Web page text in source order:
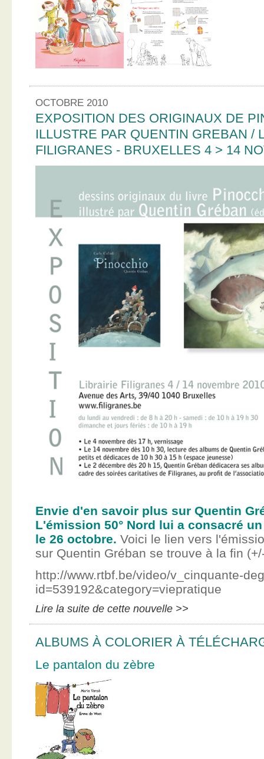
OCTOBRE 2010
EXPOSITION DES ORIGINAUX DE
ILLUSTRE PAR QUENTIN GREBAN /
FILIGRANES - BRUXELLES 4 > 14
Envie d'en savoir plus sur Quentin
L'émission 50° Nord lui a consacré
le 26 octobre. Voici le lien vers
sur Quentin Gréban se trouve à la fin
http://www.rtbf.be/video/v_cinquante-
id=539192&category=viepratique
Lire la suite de cette nouvelle >>
ALBUMS À COLORIER À
Le pantalon du zèbre